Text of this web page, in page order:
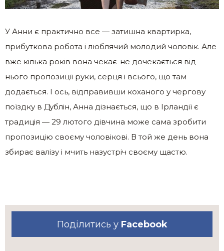
У Анни є практично все — затишна квартирка,
прибуткова робота і люблячий молодий чоловік. Але
вже кілька років вона чекає-не дочекається від
нього пропозиції руки, серця і всього, що там
додається. І ось, відправивши коханого у чергову
поїздку в Дублін, Анна дізнається, що в Ірландії є
традиція — 29 лютого дівчина може сама зробити
пропозицію своєму чоловікові. В той же день вона
збирає валізу і мчить назустріч своєму щастю.
Поділитись у Facebook